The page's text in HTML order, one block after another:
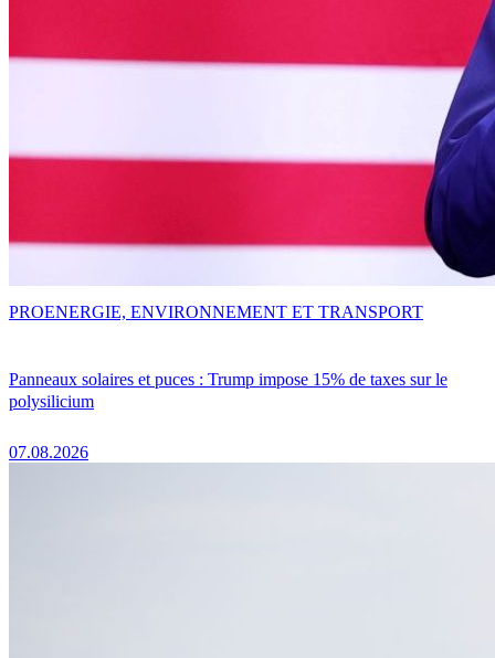
Panneaux solaires et puces : Trump impose 15% de taxes sur le
polysilicium
07.08.2026
PROENERGIE, ENVIRONNEMENT ET TRANSPORT